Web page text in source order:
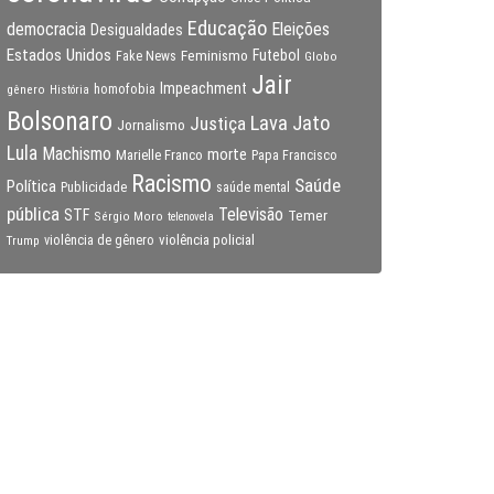
democracia Desigualdades Educação Eleições
Estados Unidos Fake News Feminismo Futebol Globo
gênero História homofobia Impeachment Jair
Bolsonaro Jornalismo Justiça Lava Jato
Lula Machismo Marielle Franco morte Papa Francisco
Política Publicidade Racismo saúde mental
Saúde
pública STF Sérgio Moro telenovela Televisão Temer
Trump violência de gênero violência policial